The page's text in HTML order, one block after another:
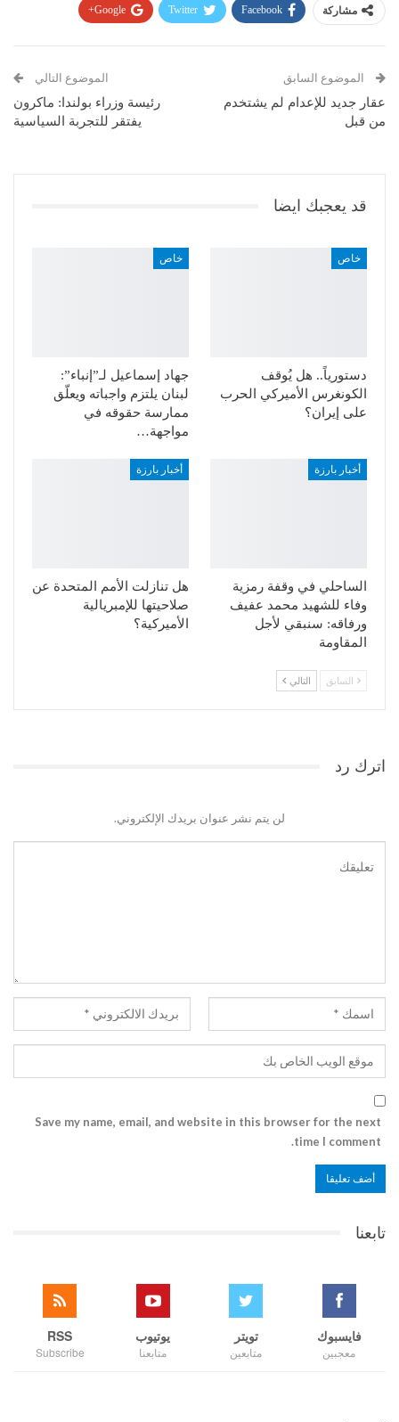
مشاركة Facebook
Twitter
Google+
البريد الإلكتروني
الموضوع السابق
عقار جديد للإعدام لم يشتخدم
من قبل
الموضوع التالي
رئيسة وزراء بولندا: ماكرون
يفتقر للتجربة السياسية
قد يعجبك ايضا
خاص
دستورياً.. هل يُوقف
الكونغرس الأميركي الحرب
على إيران؟
خاص
جهاد إسماعيل لـ”إنباء”:
لبنان يلتزم واجباته ويعلّق
ممارسة حقوقه في
مواجهة…
أخبار بارزة
الساحلي في وقفة رمزية
وفاء للشهيد محمد عفيف
ورفاقه: سنبقي لأجل
المقاومة
أخبار بارزة
هل تنازلت الأمم المتحدة عن
صلاحيتها للإمبريالية
الأميركية؟
السابق التالي
اترك رد
لن يتم نشر عنوان بريدك الإلكتروني.
Save my name, email, and website in this browser for the next
time I comment.
تابعنا
فايسبوك
معجبين
تويتر
متابعين
يوتيوب
متابعنا
RSS
Subscribe